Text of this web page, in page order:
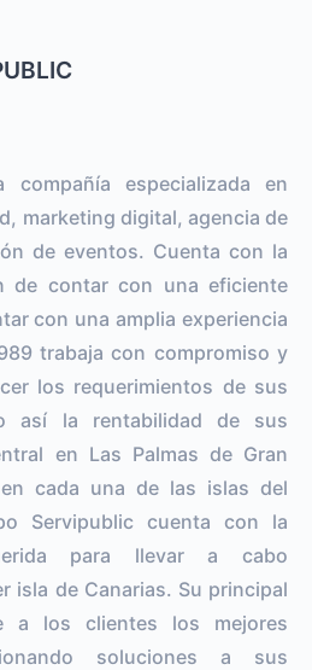
compañía especializada en
marketing digital, agencia de
de eventos. Cuenta con la
de contar con una eficiente
con una amplia experiencia
trabaja con compromiso y
los requerimientos de sus
así la rentabilidad de sus
en Las Palmas de Gran
cada una de las islas del
Servipublic cuenta con la
para llevar a cabo
isla de Canarias. Su principal
a los clientes los mejores
soluciones a sus